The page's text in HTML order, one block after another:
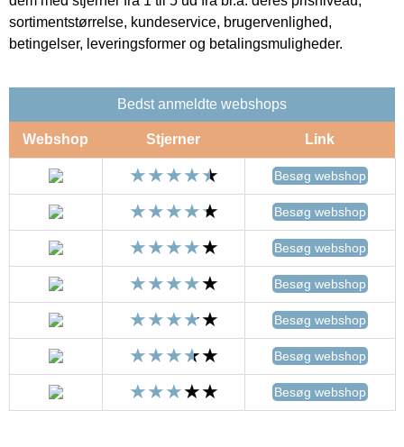
sortimentstørrelse, kundeservice, brugervenlighed,
betingelser, leveringsformer og betalingsmuligheder.
Bedst anmeldte webshops
Webshop Stjerner Link
Besøg webshop
Besøg webshop
Besøg webshop
Besøg webshop
Besøg webshop
Besøg webshop
Besøg webshop